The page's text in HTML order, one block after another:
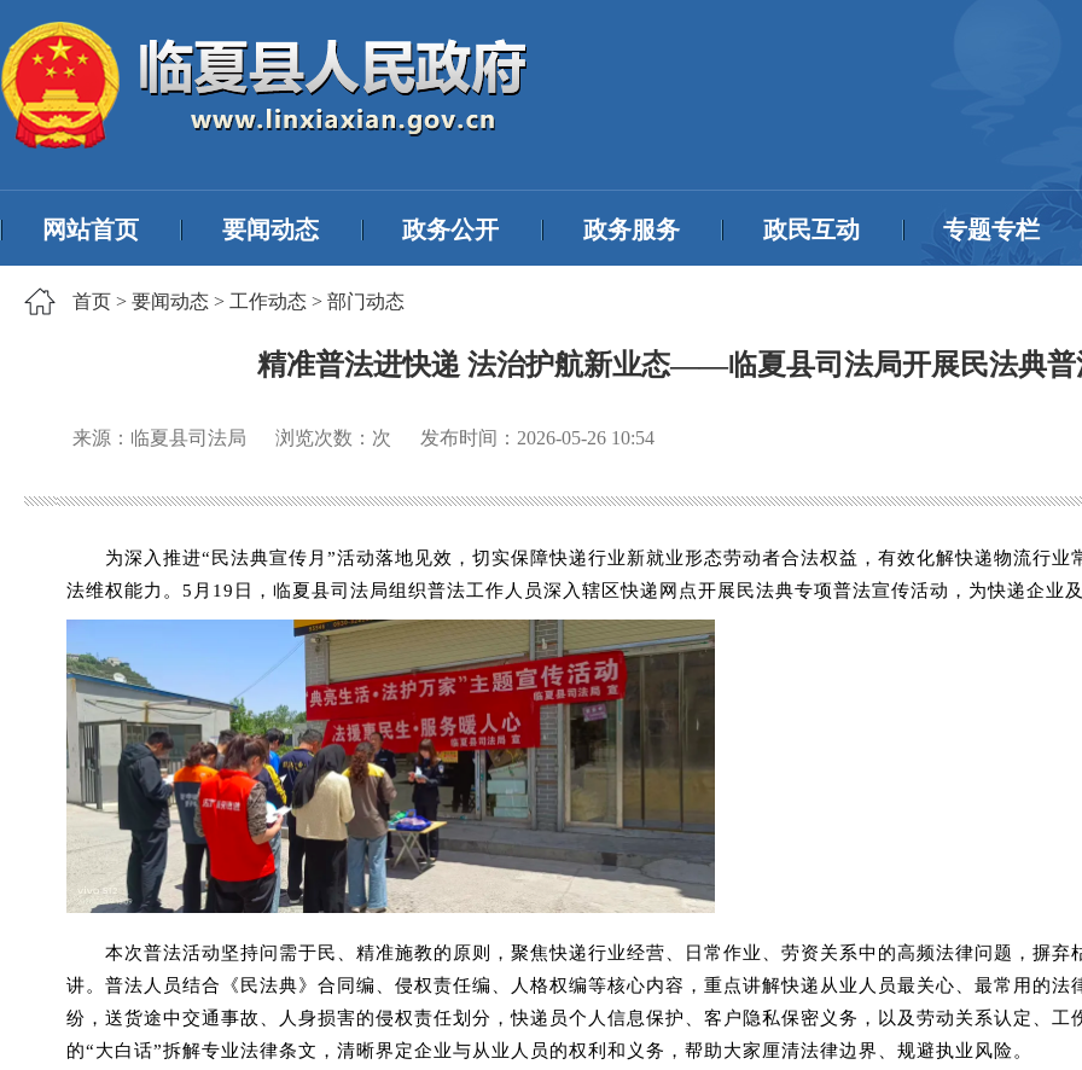
网站首页 要闻动态 政务公开 政务服务 政民互动 专题专栏
首页 > 要闻动态 > 工作动态 > 部门动态
精准普法进快递 法治护航新业态——临夏县司法局开展民法典普
来源：临夏县司法局 浏览次数： 次 发布时间： 2026-05-26 10:54
为深入推进“民法典宣传月”活动落地见效，切实保障快递行业新就业形态劳动者合法权益，有效化解快递物流行
法维权能力。5月19日，临夏县司法局组织普法工作人员深入辖区快递网点开展民法典专项普法宣传活动，为快递企业
本次普法活动坚持问需于民、精准施教的原则，聚焦快递行业经营、日常作业、劳资关系中的高频法律问题，摒
讲。普法人员结合《民法典》合同编、侵权责任编、人格权编等核心内容，重点讲解快递从业人员最关心、最常用的
纷，送货途中交通事故、人身损害的侵权责任划分，快递员个人信息保护、客户隐私保密义务，以及劳动关系认定、
的“大白话”拆解专业法律条文，清晰界定企业与从业人员的权利和义务，帮助大家厘清法律边界、规避执业风险。